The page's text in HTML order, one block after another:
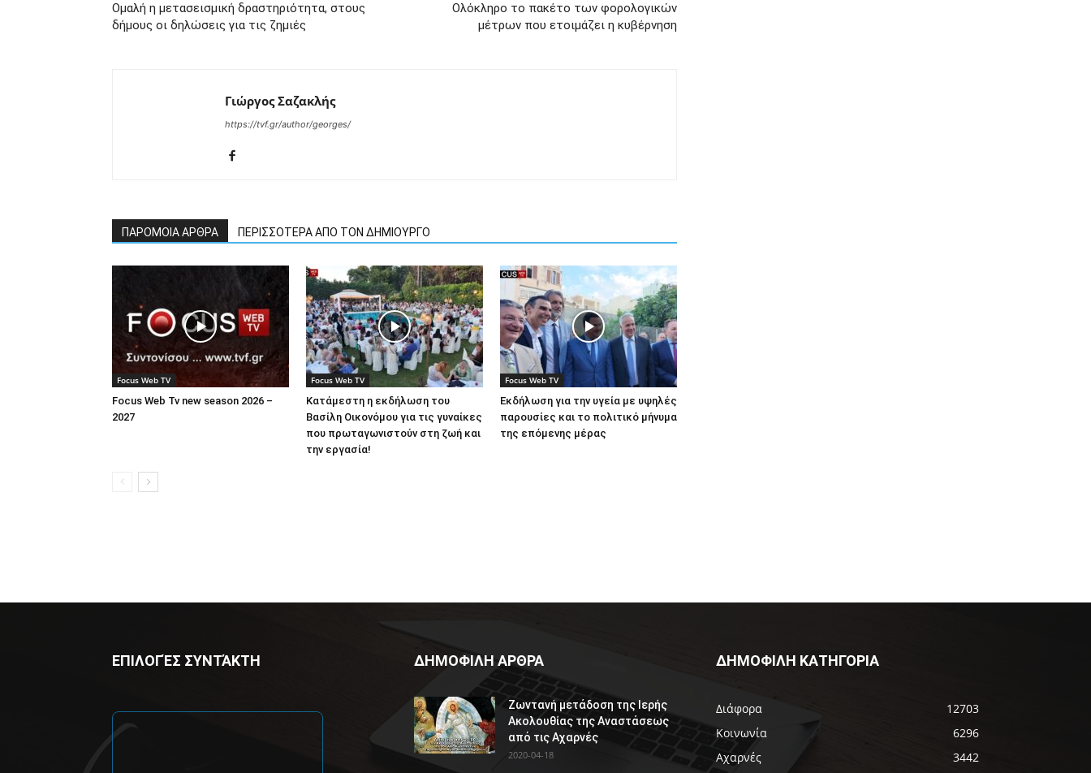
Ομαλή η μετασεισμική δραστηριότητα, στους
δήμους οι δηλώσεις για τις ζημιές
Ολόκληρο το πακέτο των φορολογικών
μέτρων που ετοιμάζει η κυβέρνηση
Γιώργος Σαζακλής
https://tvf.gr/author/georges/
ΠΑΡΟΜΟΙΑ ΑΡΘΡΑ ΠΕΡΙΣΣΟΤΕΡΑ ΑΠΟ ΤΟΝ ΔΗΜΙΟΥΡΓΟ
Focus Web TV
Focus Web Tv new season 2026 –
2027
Focus Web TV
Κατάμεστη η εκδήλωση του
Βασίλη Οικονόμου για τις γυναίκες
που πρωταγωνιστούν στη ζωή και
την εργασία!
Focus Web TV
Εκδήλωση για την υγεία με υψηλές
παρουσίες και το πολιτικό μήνυμα
της επόμενης μέρας
ΕΠΙΛΟΓΈΣ ΣΥΝΤΆΚΤΗ ΔΗΜΟΦΙΛΗ ΑΡΘΡΑ
Ζωντανή μετάδοση της Ιερής
Ακολουθίας της Αναστάσεως
από τις Αχαρνές
2020-04-18
ΔΗΜΟΦΙΛΗ ΚΑΤΗΓΟΡΙΑ
Διάφορα
12703
Κοινωνία
6296
Αχαρνές
3442